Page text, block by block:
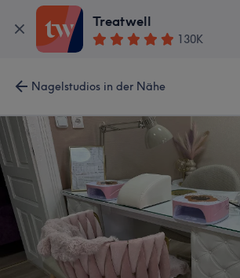
Treatwell
130K
Nagelstudios in der Nähe